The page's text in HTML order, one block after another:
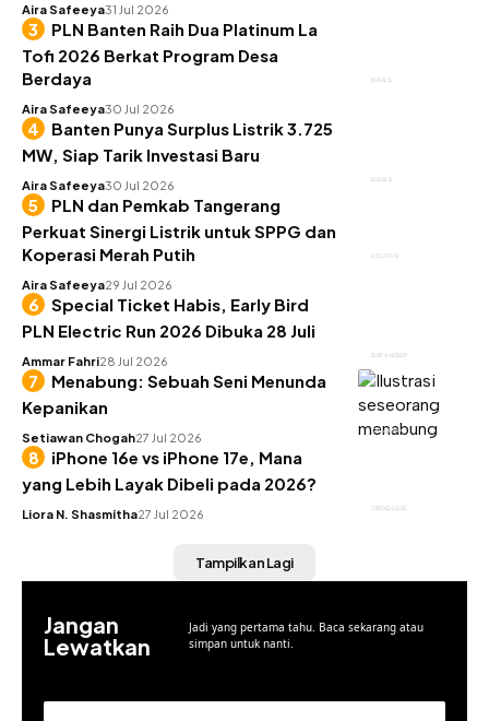
Aira Safeeya31 Jul 2026
BISNIS
PLN Banten Raih Dua Platinum La
Tofi 2026 Berkat Program Desa
Berdaya
Aira Safeeya30 Jul 2026
BISNIS
Banten Punya Surplus Listrik 3.725
MW, Siap Tarik Investasi Baru
Aira Safeeya30 Jul 2026
UTILITAS
PLN dan Pemkab Tangerang
Perkuat Sinergi Listrik untuk SPPG dan
Koperasi Merah Putih
Aira Safeeya29 Jul 2026
GAYA HIDUP
Special Ticket Habis, Early Bird
PLN Electric Run 2026 Dibuka 28 Juli
Ammar Fahri28 Jul 2026
KEUANGAN
Menabung: Sebuah Seni Menunda
Kepanikan
Setiawan Chogah27 Jul 2026
TEKNOLOGI
iPhone 16e vs iPhone 17e, Mana
yang Lebih Layak Dibeli pada 2026?
Liora N. Shasmitha27 Jul 2026
Tampilkan Lagi
Jangan
Lewatkan
Jadi yang pertama tahu. Baca sekarang atau
simpan untuk nanti.